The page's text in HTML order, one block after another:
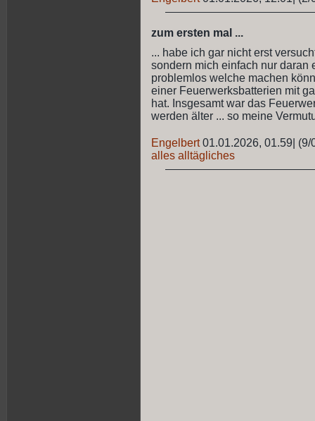
zum ersten mal ...
... habe ich gar nicht erst
sondern mich einfach nur daran
problemlos welche machen
einer Feuerwerksbatterien mit
hat. Insgesamt war das
werden älter ... so meine
Engelbert 01.01.2026, 01.59 (9/
alles alltägliches